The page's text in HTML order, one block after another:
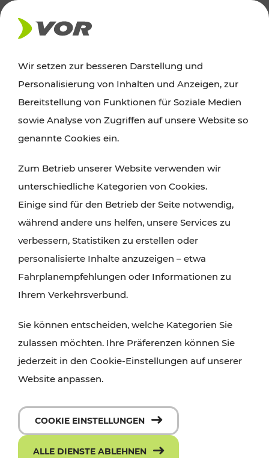
AKTUELLES
Ausflugstipps
Wien, Niederösterreich und das Burgenland
Wanderungen, Kultur und Gastronomie,
Radtouren oder purer Naturgenuss – viele
Attraktionen sind mit den Ticket- und Fahrplan-
Angeboten des VOR gut und schnell erreichbar.
Wir setzen zur besseren Darstellung und
Personalisierung von Inhalten und Anzeigen, zur
Bereitstellung von Funktionen für Soziale Medien
sowie Analyse von Zugriffen auf unsere Website so
genannte Cookies ein.
Zum Betrieb unserer Website verwenden wir
unterschiedliche Kategorien von Cookies.
Einige sind für den Betrieb der Seite notwendig,
während andere uns helfen, unsere Services zu
verbessern, Statistiken zu erstellen oder
personalisierte Inhalte anzuzeigen – etwa
Fahrplanempfehlungen oder Informationen zu
Ihrem Verkehrsverbund.
Sie können entscheiden, welche Kategorien Sie
zulassen möchten. Ihre Präferenzen können Sie
jederzeit in den Cookie-Einstellungen auf unserer
Website anpassen.
COOKIE EINSTELLUNGEN
ALLE DIENSTE ABLEHNEN